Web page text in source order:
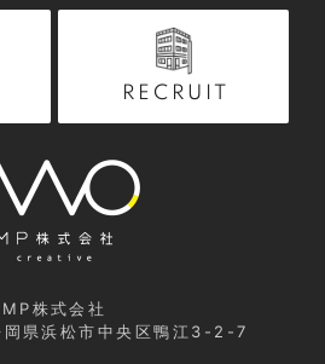
RECRUIT
MP株式会社
岡県浜松市中央区鴨江3-2-7